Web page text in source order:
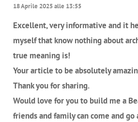
18 Aprile 2025 alle 13:55
Excellent, very informative and it
myself that know nothing about
true meaning is!
Your article to be absolutely
Thank you for sharing.
Would love for you to build me a
friends and family can come and